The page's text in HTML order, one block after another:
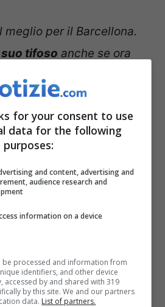
meglio per il Barcellona.
tifoso anche se ora
sempre detto che
a Barcellona
ci vivrò. E ovviamente
e aiutare il club
mi
al quotidiano
in cui dimostra di seguire
molto importante
perché gli
Con lui la squadra
for your consent to use
data for the following
purposes:
and content, advertising and
audience research and
information on a device
be processed and information from
identifiers, and other device
accessed by and shared with 319
by this site. We and our partners
data. List of partners.